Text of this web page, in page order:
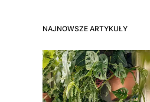
NAJNOWSZE ARTYKUŁY